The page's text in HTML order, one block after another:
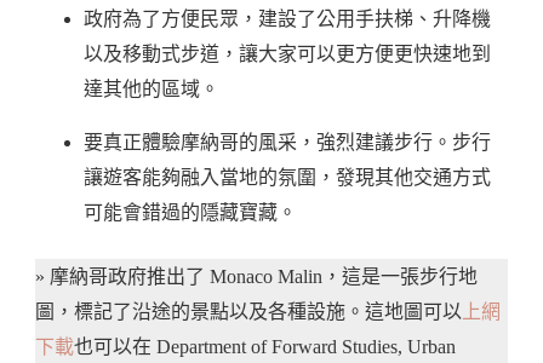
政府為了方便民眾，建設了公用手扶梯、升降機
以及移動式步道，讓大家可以更方便更快速地到
達其他的區域。
要真正體驗摩納哥的風采，強烈建議步行。步行
讓遊客能夠融入當地的氛圍，發現其他交通方式
可能會錯過的隱藏寶藏。
» 摩納哥政府推出了 Monaco Malin，這是一張步行地
圖，標記了沿途的景點以及各種設施。這地圖可以 上網
下載也可以在 Department of Forward Studies, Urban